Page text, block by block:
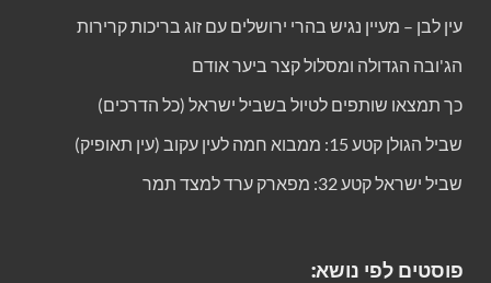
עין לבן – מעיין נגיש בהרי ירושלים עם זוג בריכות קרירות
הג'ובה הגדולה ומסלול קצר ביער אודם
כך תמצאו שותפים לטיול בשביל ישראל (כל הדרכים)
שביל הגולן קטע 15: ממבוא חמה לעין עקוב (עין תאופיק)
שביל ישראל קטע 32: מפארק ערד למצד תמר
פוסטים לפי נושא: